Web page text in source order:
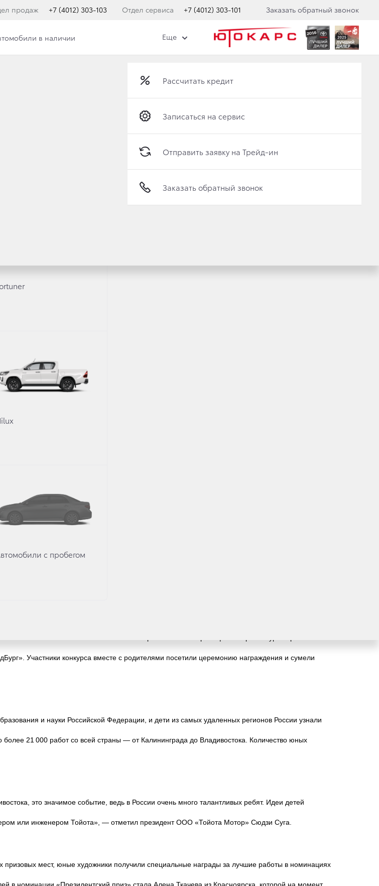
продаж +7 (4012) 303-103 Отдел сервиса +7 (4012) 303-101 Заказать обратный звонок
с пробегом
Получить консультацию по кредиту
Отправить заявку на Трейд-ин
Записаться на сервис
Заказать обратный звонок
Рассчитать кредит
Записаться на сервис
Отправить заявку на Трейд-ин
Заказать обратный звонок
в наличии Еще
ЭТАПА КОНКУРСА
21 000 работ, что в три раза превысило результат прошлого года.
шестикратная чемпионка финала Кубка мира по художественной гимнастике Ляйсан
Участники конкурса вместе с родителями посетили церемонию награждения и сумели
и науки Российской Федерации, и дети из самых удаленных регионов России узнали
21 000 работ со всей страны — от Калининграда до Владивостока. Количество юных
это значимое событие, ведь в России очень много талантливых ребят. Идеи детей
или инженером Тойота», — отметил президент ООО «Тойота Мотор» Сюдзи Суга.
мест, юные художники получили специальные награды за лучшие работы в номинациях